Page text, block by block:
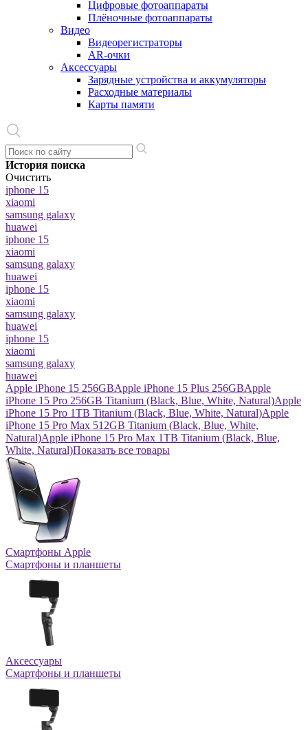
Цифровые фотоаппараты
Плёночные фотоаппараты
Видео
Видеорегистраторы
AR-очки
Аксессуары
Зарядные устройства и аккумуляторы
Расходные материалы
Карты памяти
История поиска
Очистить
iphone 15
xiaomi
samsung galaxy
huawei
iphone 15
xiaomi
samsung galaxy
huawei
iphone 15
xiaomi
samsung galaxy
huawei
iphone 15
xiaomi
samsung galaxy
huawei
Apple iPhone 15 256GBApple iPhone 15 Plus 256GBApple
iPhone 15 Pro 256GB Titanium (Black, Blue, White, Natural)Apple
iPhone 15 Pro 1TB Titanium (Black, Blue, White, Natural)Apple
iPhone 15 Pro Max 512GB Titanium (Black, Blue, White,
Natural)Apple iPhone 15 Pro Max 1TB Titanium (Black, Blue,
White, Natural)Показать все товары
Смартфоны Apple
Смартфоны и планшеты
Аксессуары
Смартфоны и планшеты